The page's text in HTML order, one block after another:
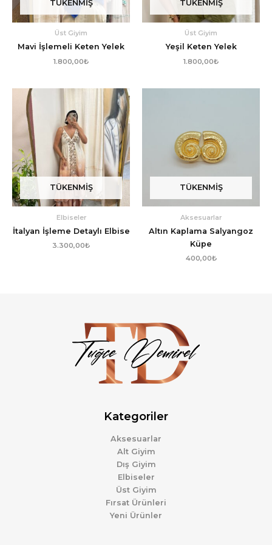
TÜKENMIŞ
Üst Giyim
Mavi İşlemeli Keten Yelek
1.800,00₺
TÜKENMIŞ
Üst Giyim
Yeşil Keten Yelek
1.800,00₺
TÜKENMIŞ
Elbiseler
İtalyan İşleme Detaylı Elbise
3.300,00₺
TÜKENMIŞ
Aksesuarlar
Altın Kaplama Salyangoz
Küpe
400,00₺
Kategoriler
Aksesuarlar
Alt Giyim
Dış Giyim
Elbiseler
Üst Giyim
Fırsat Ürünleri
Yeni Ürünler